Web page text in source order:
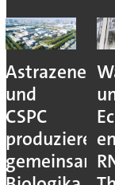
Astrazeneca
und
CSPC
produzieren
gemeinsam